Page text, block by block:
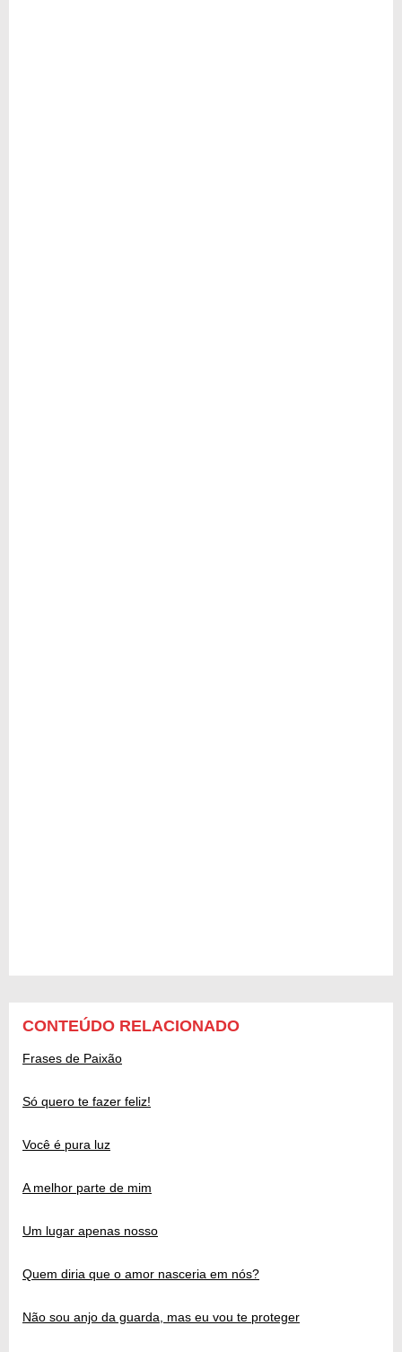
CONTEÚDO RELACIONADO
Frases de Paixão
Só quero te fazer feliz!
Você é pura luz
A melhor parte de mim
Um lugar apenas nosso
Quem diria que o amor nasceria em nós?
Não sou anjo da guarda, mas eu vou te proteger